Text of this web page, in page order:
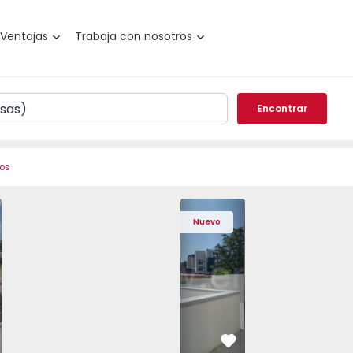
Ventajas Trabaja con nosotros
Encontrar
Nova Sintra, São João das Lampas e Terrugem -
T4 com Nova Sintra, São João das Lampas e
Vivienda Pareada T4 com Nova Sintra, São João das
Vivienda Pareada T4 com Nova Sintra, São
Vivienda Pareada T4 com Nova
Vivienda Pareada T4 com
Vivienda
Nuevo
Apartamento T2 Porto, Av. Boavista -
Apartamento T2 Porto, Av.
Apartamento T2
Favorito